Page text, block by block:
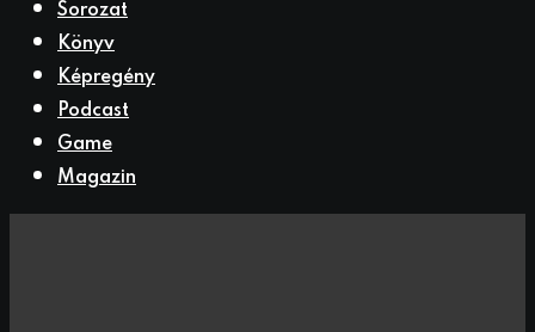
Sorozat
Könyv
Képregény
Podcast
Game
Magazin